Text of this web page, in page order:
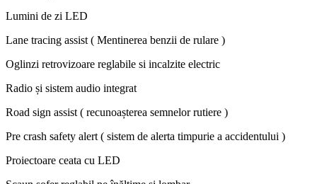
Lumini de zi LED
Lane tracing assist ( Mentinerea benzii de rulare )
Oglinzi retrovizoare reglabile si incalzite electric
Radio și sistem audio integrat
Road sign assist ( recunoașterea semnelor rutiere )
Pre crash safety alert ( sistem de alerta timpurie a accidentului )
Proiectoare ceata cu LED